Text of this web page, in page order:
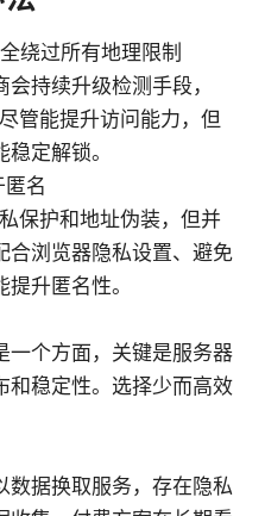
绕过所有地理限制
持续升级检测手段，
管能提升访问能力，但
定解锁。
名
保护和地址伪装，但并
合浏览器隐私设置、避免
升匿名性。
一个方面，关键是服务器
和稳定性。选择少而高效
数据换取服务，存在隐私